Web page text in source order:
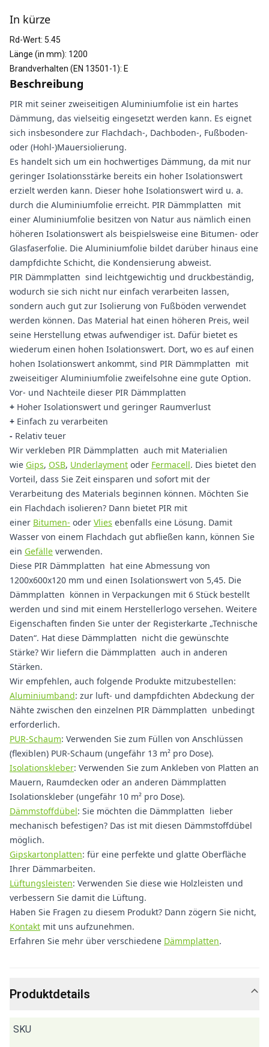
In kürze
Rd-Wert: 5.45
Länge (in mm): 1200
Brandverhalten (EN 13501-1): E
Beschreibung
PIR mit seiner zweiseitigen Aluminiumfolie ist ein hartes
Dämmung, das vielseitig eingesetzt werden kann. Es eignet
sich insbesondere zur Flachdach-, Dachboden-, Fußboden-
oder (Hohl-)Mauersiolierung.
Es handelt sich um ein hochwertiges Dämmung, da mit nur
geringer Isolationsstärke bereits ein hoher Isolationswert
erzielt werden kann. Dieser hohe Isolationswert wird u. a.
durch die Aluminiumfolie erreicht. PIR Dämmplatten mit
einer Aluminiumfolie besitzen von Natur aus nämlich einen
höheren Isolationswert als beispielsweise eine Bitumen- oder
Glasfaserfolie. Die Aluminiumfolie bildet darüber hinaus eine
dampfdichte Schicht, die Kondensierung abweist.
PIR Dämmplatten sind leichtgewichtig und druckbeständig,
wodurch sie sich nicht nur einfach verarbeiten lassen,
sondern auch gut zur Isolierung von Fußböden verwendet
werden können. Das Material hat einen höheren Preis, weil
seine Herstellung etwas aufwendiger ist. Dafür bietet es
wiederum einen hohen Isolationswert. Dort, wo es auf einen
hohen Isolationswert ankommt, sind PIR Dämmplatten mit
zweiseitiger Aluminiumfolie zweifelsohne eine gute Option.
Vor- und Nachteile dieser PIR Dämmplatten
+ Hoher Isolationswert und geringer Raumverlust
+ Einfach zu verarbeiten
- Relativ teuer
Wir verkleben PIR Dämmplatten auch mit Materialien
wie Gips, OSB, Underlayment oder Fermacell. Dies bietet den
Vorteil, dass Sie Zeit einsparen und sofort mit der
Verarbeitung des Materials beginnen können. Möchten Sie
ein Flachdach isolieren? Dann bietet PIR mit
einer Bitumen- oder Vlies ebenfalls eine Lösung. Damit
Wasser von einem Flachdach gut abfließen kann, können Sie
ein Gefälle verwenden.
Diese PIR Dämmplatten hat eine Abmessung von
1200x600x120 mm und einen Isolationswert von 5,45. Die
Dämmplatten können in Verpackungen mit 6 Stück bestellt
werden und sind mit einem Herstellerlogo versehen. Weitere
Eigenschaften finden Sie unter der Registerkarte „Technische
Daten“. Hat diese Dämmplatten nicht die gewünschte
Stärke? Wir liefern die Dämmplatten auch in anderen
Stärken.
Wir empfehlen, auch folgende Produkte mitzubestellen:
Aluminiumband: zur luft- und dampfdichten Abdeckung der
Nähte zwischen den einzelnen PIR Dämmplatten unbedingt
erforderlich.
PUR-Schaum: Verwenden Sie zum Füllen von Anschlüssen
(flexiblen) PUR-Schaum (ungefähr 13 m² pro Dose).
Isolationskleber: Verwenden Sie zum Ankleben von Platten an
Mauern, Raumdecken oder an anderen Dämmplatten
Isolationskleber (ungefähr 10 m² pro Dose).
Dämmstoffdübel: Sie möchten die Dämmplatten lieber
mechanisch befestigen? Das ist mit diesen Dämmstoffdübel
möglich.
Gipskartonplatten: für eine perfekte und glatte Oberfläche
Ihrer Dämmarbeiten.
Lüftungsleisten: Verwenden Sie diese wie Holzleisten und
verbessern Sie damit die Lüftung.
Haben Sie Fragen zu diesem Produkt? Dann zögern Sie nicht,
Kontakt mit uns aufzunehmen.
Erfahren Sie mehr über verschiedene Dämmplatten.
Produktdetails
SKU